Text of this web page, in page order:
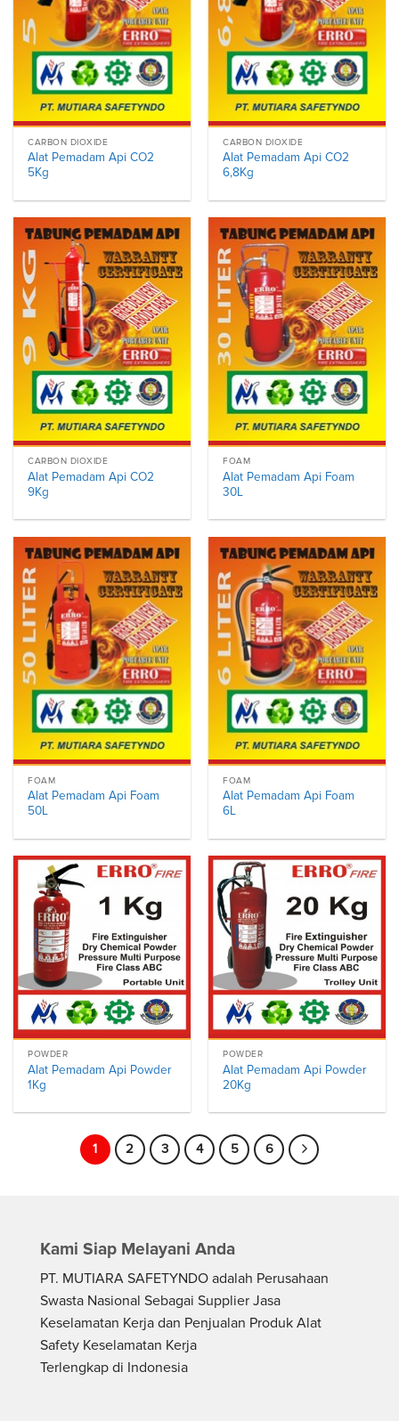
CARBON DIOXIDE
Alat Pemadam Api CO2
5Kg
CARBON DIOXIDE
Alat Pemadam Api CO2
6,8Kg
CARBON DIOXIDE
Alat Pemadam Api CO2
9Kg
FOAM
Alat Pemadam Api Foam
30L
FOAM
Alat Pemadam Api Foam
50L
FOAM
Alat Pemadam Api Foam
6L
POWDER
Alat Pemadam Api Powder
1Kg
POWDER
Alat Pemadam Api Powder
20Kg
1 2 3 4 5 6
Kami Siap Melayani Anda
PT. MUTIARA SAFETYNDO adalah Perusahaan
Swasta Nasional Sebagai Supplier Jasa
Keselamatan Kerja dan Penjualan Produk Alat
Safety Keselamatan Kerja
Terlengkap di Indonesia